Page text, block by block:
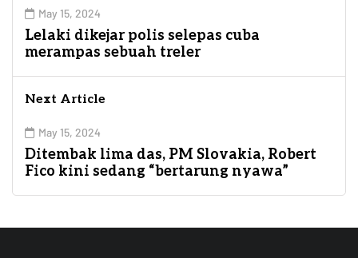
May 15, 2024
Lelaki dikejar polis selepas cuba
merampas sebuah treler
Next Article
May 15, 2024
Ditembak lima das, PM Slovakia, Robert
Fico kini sedang “bertarung nyawa”